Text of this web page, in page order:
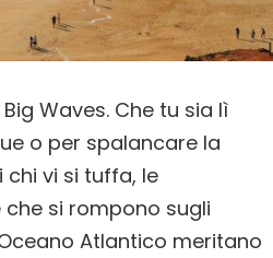
Waves. Che tu sia lì
o per spalancare la
vi si tuffa, le
si rompono sugli
Atlantico meritano